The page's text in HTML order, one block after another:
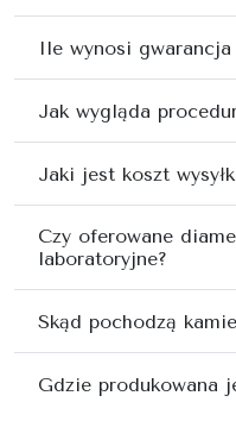
Ile wynosi
Jak wygląda
Jaki jest koszt
Czy oferowane
laboratoryjne?
Skąd pochodzą
Gdzie produkowana